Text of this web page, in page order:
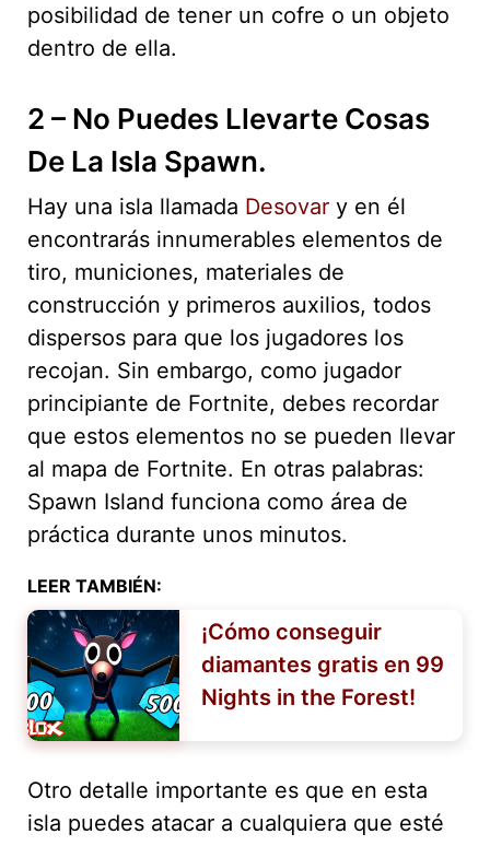
posibilidad de tener un cofre o un objeto
dentro de ella.
2 – No Puedes Llevarte Cosas
De La Isla Spawn.
Hay una isla llamada Desovar y en él
encontrarás innumerables elementos de
tiro, municiones, materiales de
construcción y primeros auxilios, todos
dispersos para que los jugadores los
recojan. Sin embargo, como jugador
principiante de Fortnite, debes recordar
que estos elementos no se pueden llevar
al mapa de Fortnite. En otras palabras:
Spawn Island funciona como área de
práctica durante unos minutos.
LEER TAMBIÉN:
¡Cómo conseguir
diamantes gratis en 99
Nights in the Forest!
Otro detalle importante es que en esta
isla puedes atacar a cualquiera que esté